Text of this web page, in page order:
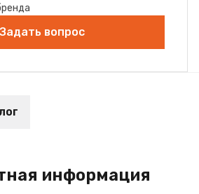
Задать вопрос
информация